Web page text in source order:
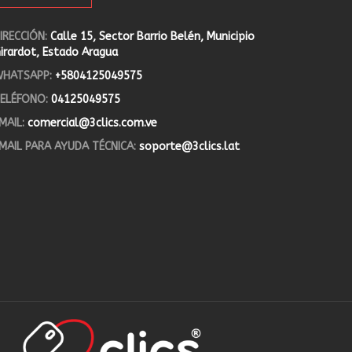
Calle 15, Sector Barrio Belén, Municipio
Estado Aragua
+5804125049575
04125049575
comercial@3clics.com.ve
PARA AYUDA TÉCNICA: soporte@3clics.lat